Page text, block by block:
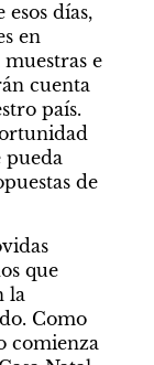
días,
en
e
cuenta
país.
pueda
de
que
la
Como
comienza